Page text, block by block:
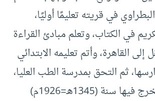
في قريته تعليمًا أوليًا،
في الكتاب، وتعلم مبادئ القراءة
إلى القاهرة، وأتم تعليمه الابتدائي
ثم التحق بمدرسة الطب العليا،
سنة (1345هـ=1926م)